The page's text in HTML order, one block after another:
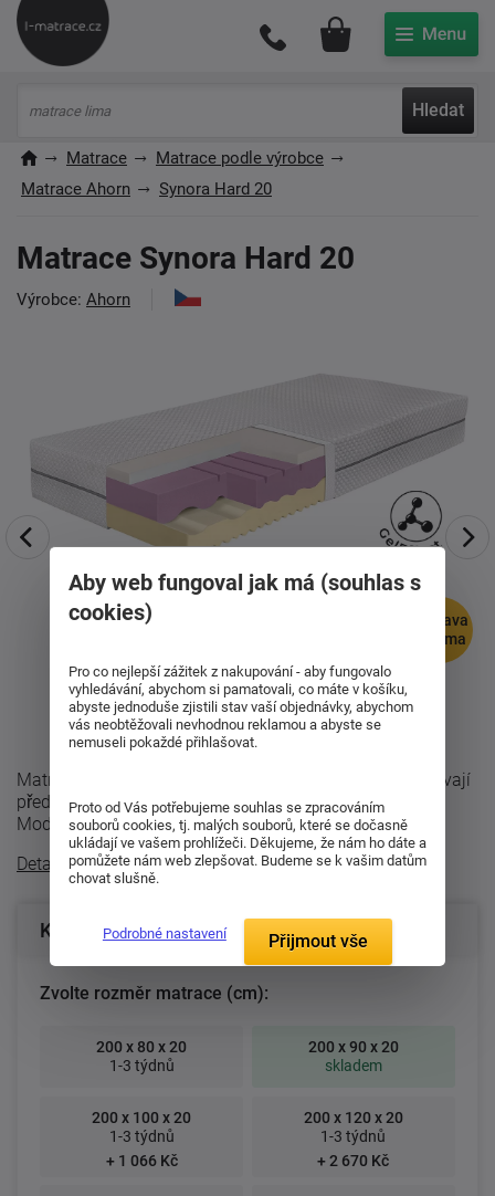
Hledat
Můj účet
Matrace
Matrace podle výrobce
Matrace Ahorn
Synora Hard 20
Matrace Synora Hard 20
Výrobce: Ahorn
doprava
zdarma
Matrace Synora Hard 20 je určena pro všechny, kteří dávají
přednost tužšímu ležení, ale nechtějí se vzdát pohodlí.
Moderní technologie ...
Detailní popis
Konfigurace produktu
Zvolte rozměr matrace (cm):
200 x 80 x 20
1-3 týdnů
200 x 90 x 20
skladem
200 x 100 x 20
1-3 týdnů
+ 1 066 Kč
200 x 120 x 20
1-3 týdnů
+ 2 670 Kč
Aby web fungoval jak má (souhlas s
cookies)
Pro co nejlepší zážitek z nakupování - aby fungovalo
vyhledávání, abychom si pamatovali, co máte v košíku,
abyste jednoduše zjistili stav vaší objednávky, abychom
vás neobtěžovali nevhodnou reklamou a abyste se
nemuseli pokaždé přihlašovat.
Proto od Vás potřebujeme souhlas se zpracováním
souborů cookies, tj. malých souborů, které se dočasně
ukládají ve vašem prohlížeči. Děkujeme, že nám ho dáte a
pomůžete nám web zlepšovat. Budeme se k vašim datům
chovat slušně.
Podrobné nastavení Přijmout vše